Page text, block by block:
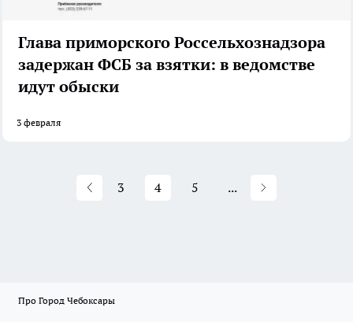
Глава приморского Россельхознадзора
задержан ФСБ за взятки: в ведомстве
идут обыски
3 февраля
3 4 5 ...
Про Город Чебоксары